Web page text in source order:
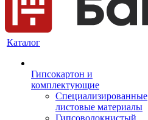
Каталог
Гипсокартон и
комплектующие
Специализированные
листовые материалы